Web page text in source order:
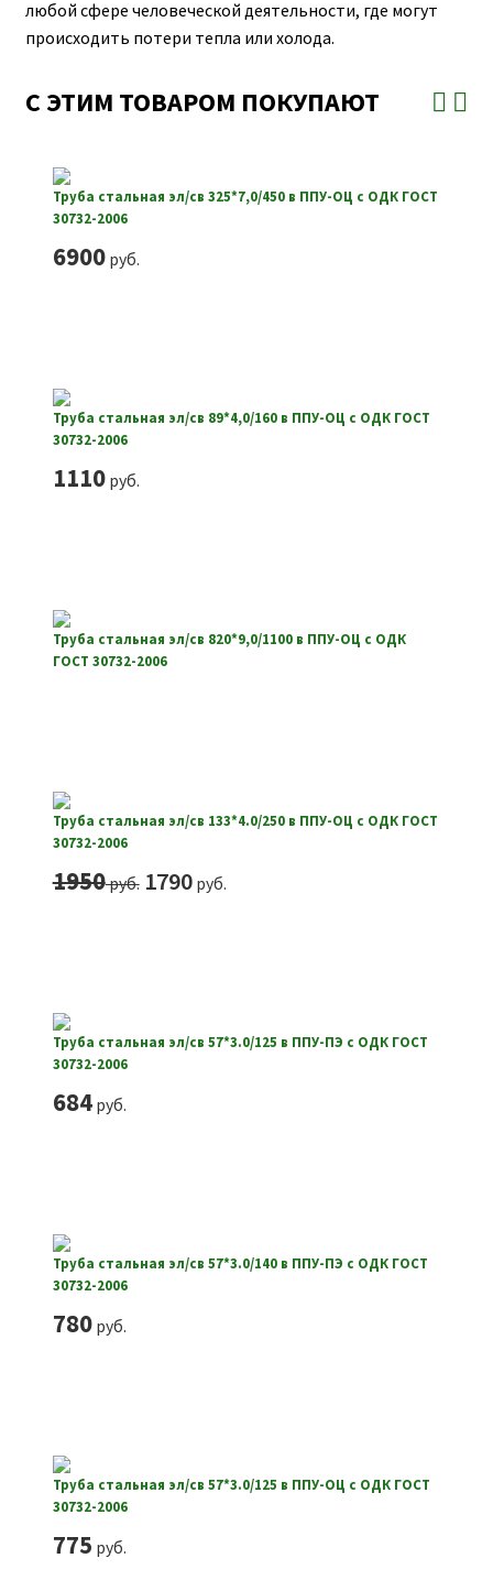
любой сфере человеческой деятельности, где могут
происходить потери тепла или холода.
С ЭТИМ ТОВАРОМ ПОКУПАЮТ
Труба стальная эл/св 325*7,0/450 в ППУ-ОЦ с ОДК ГОСТ
30732-2006
6900руб.
Труба стальная эл/св 89*4,0/160 в ППУ-ОЦ с ОДК ГОСТ
30732-2006
1110руб.
Труба стальная эл/св 820*9,0/1100 в ППУ-ОЦ с ОДК
ГОСТ 30732-2006
Труба стальная эл/св 133*4.0/250 в ППУ-ОЦ с ОДК ГОСТ
30732-2006
1950руб. Первоначальная
руб..
1790руб.Текущая
Труба стальная эл/св 57*3.0/125 в ППУ-ПЭ с ОДК ГОСТ
30732-2006
684руб.
Труба стальная эл/св 57*3.0/140 в ППУ-ПЭ с ОДК ГОСТ
30732-2006
780руб.
Труба стальная эл/св 57*3.0/125 в ППУ-ОЦ с ОДК ГОСТ
30732-2006
775 руб.